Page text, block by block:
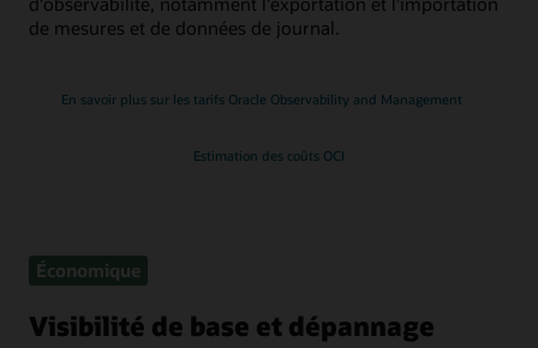
de mesures et de données de journal.
En savoir plus sur les tarifs Oracle Observability and Management
Estimation des coûts OCI
Économique
Visibilité de base et dépannage